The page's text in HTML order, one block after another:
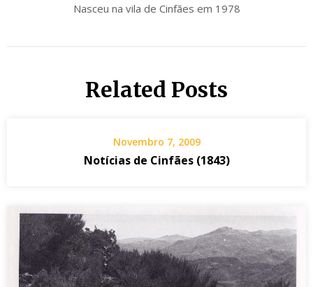
Nasceu na vila de Cinfães em 1978
Related Posts
Novembro 7, 2009
Notícias de Cinfães (1843)